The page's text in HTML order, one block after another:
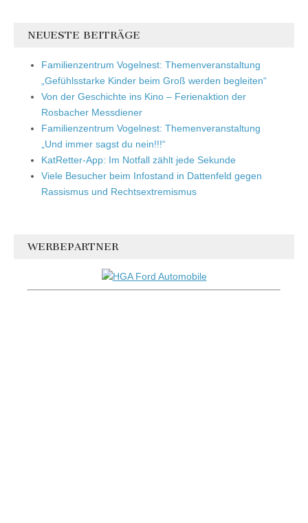
NEUESTE BEITRÄGE
Familienzentrum Vogelnest: Themenveranstaltung
„Gefühlsstarke Kinder beim Groß werden begleiten“
Von der Geschichte ins Kino – Ferienaktion der
Rosbacher Messdiener
Familienzentrum Vogelnest: Themenveranstaltung
„Und immer sagst du nein!!!“
KatRetter-App: Im Notfall zählt jede Sekunde
Viele Besucher beim Infostand in Dattenfeld gegen
Rassismus und Rechtsextremismus
WERBEPARTNER